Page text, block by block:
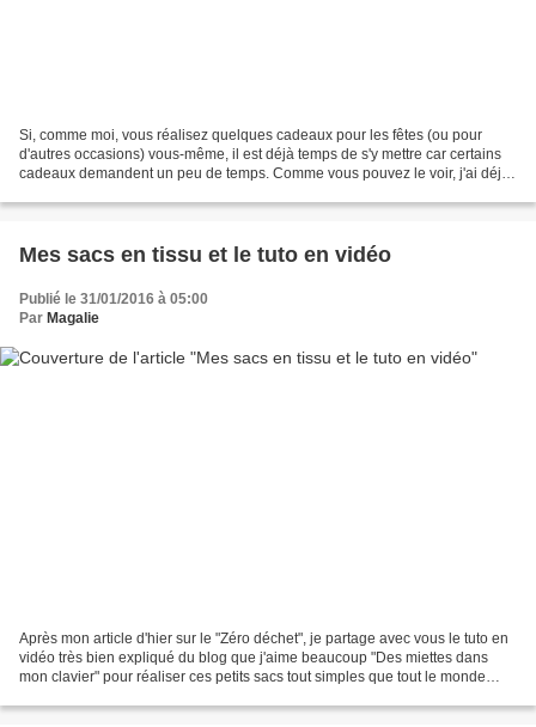
Si, comme moi, vous réalisez quelques cadeaux pour les fêtes (ou pour
d'autres occasions) vous-même, il est déjà temps de s'y mettre car certains
cadeaux demandent un peu de temps. Comme vous pouvez le voir, j'ai déjà
Mes sacs en tissu et le tuto en vidéo
Publié le 31/01/2016 à 05:00
Par Magalie
Après mon article d'hier sur le "Zéro déchet", je partage avec vous le tuto en
vidéo très bien expliqué du blog que j'aime beaucoup "Des miettes dans
mon clavier" pour réaliser ces petits sacs tout simples que tout le monde